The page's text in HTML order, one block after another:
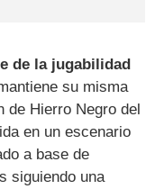
de la jugabilidad
su misma
de Hierro Negro del
en un escenario
a base de
siguiendo una